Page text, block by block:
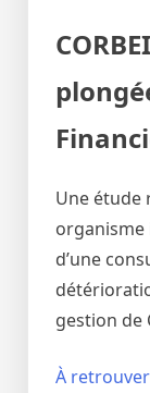
Une étude
organisme
d’une
gestion de
À